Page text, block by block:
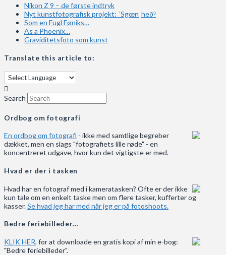
Nikon Z 9 – de første indtryk
Nyt kunstfotografisk projekt: ˈSgœnˌheðˀ
Som en Fugl Føniks…
As a Phoenix…
Graviditetsfoto som kunst
Translate this article to:
Search
Ordbog om fotografi
En ordbog om fotografi - ikke med samtlige begreber
dækket, men en slags "fotografiets lille røde" - en
koncentreret udgave, hvor kun det vigtigste er med.
Hvad er der i tasken
Hvad har en fotograf med i kameratasken? Ofte er der ikke
kun tale om en enkelt taske men om flere tasker, kufferter og
kasser.Se hvad jeg har med når jeg er på fotoshoots.
Bedre feriebilleder…
KLIK HER, for at downloade en gratis kopi af min e-bog:
"Bedre feriebilleder".